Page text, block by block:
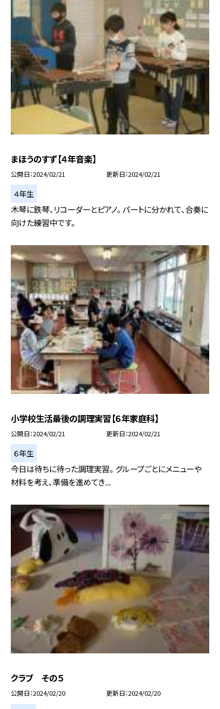
まほうのすず【４年音楽】
公開日 2024/02/21 更新日 2024/02/21
４年生
木琴に鉄琴、リコーダーとピアノ。 パートに分かれて、合奏に
向けた練習中です。
小学校生活最後の調理実習【６年家庭科】
公開日 2024/02/21 更新日 2024/02/21
６年生
今日は待ちに待った調理実習。 グループごとにメニューや
材料を考え、準備を進めてき...
クラブ その５
公開日 2024/02/20 更新日 2024/02/20